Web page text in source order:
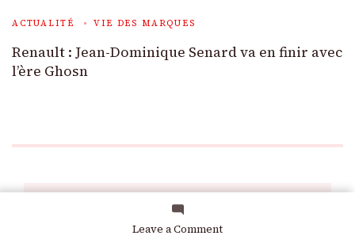
Leave a Commenton
ACTUALITÉ VIE DES MARQUES
Renault : Jean-Dominique Senard va en finir avec
l’ère Ghosn